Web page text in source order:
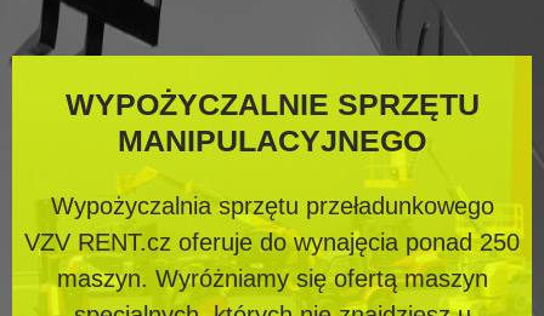
WYPOŻYCZALNIE SPRZĘTU
MANIPULACYJNEGO
Wypożyczalnia sprzętu przeładunkowego
VZV RENT.cz oferuje do wynajęcia ponad 250
maszyn. Wyróżniamy się ofertą maszyn